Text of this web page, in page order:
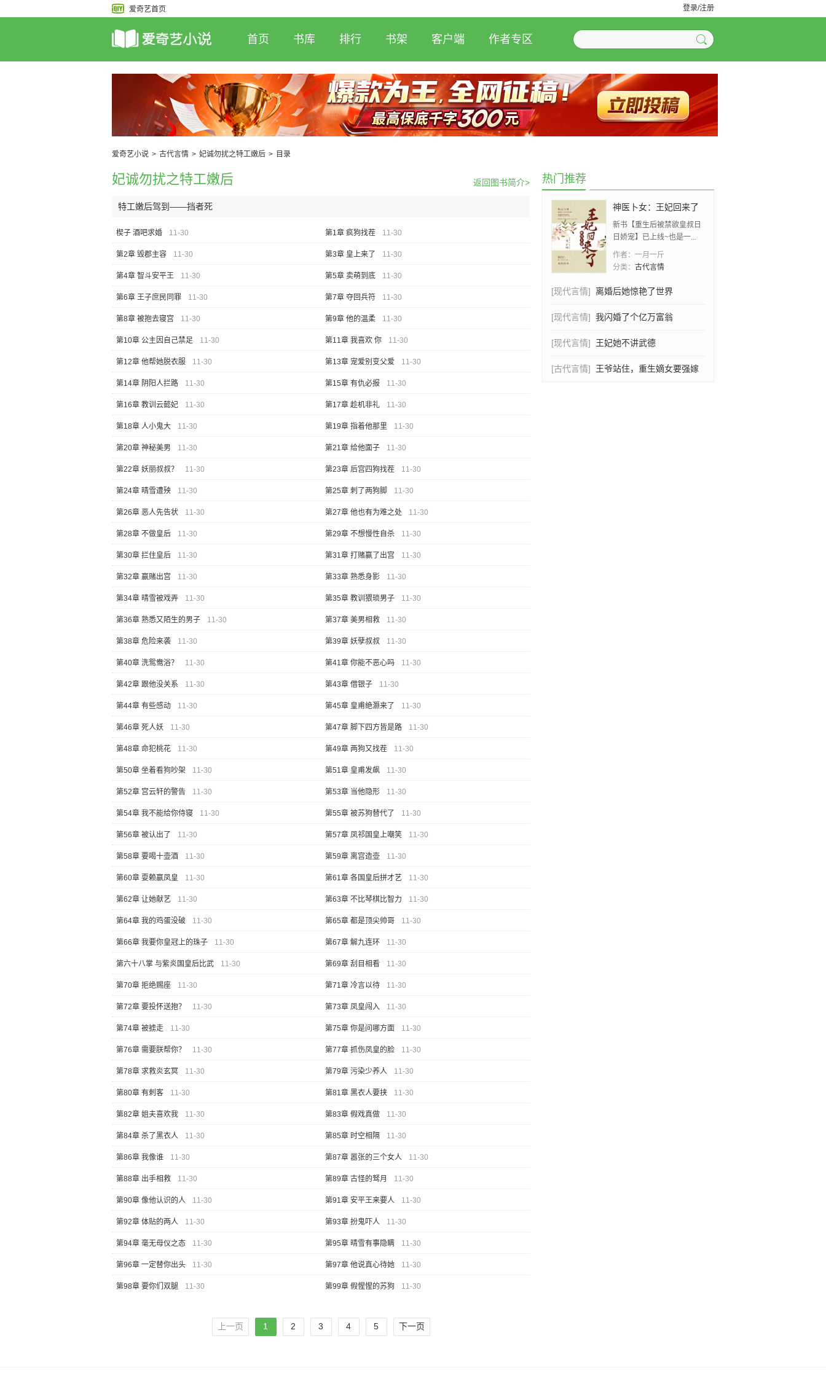
爱奇艺首页 登录/注册
首页 书库 排行 书架 客户端 作者专区
爱奇艺小说 > 古代言情 > 妃诚勿扰之特工嫩后 > 目录
返回图书简介>
妃诚勿扰之特工嫩后
特工嫩后驾到——挡者死
楔子 酒吧求婚 11-30 第1章 疯狗找茬 11-30
第2章 毁郡主容 11-30 第3章 皇上来了 11-30
第4章 智斗安平王 11-30 第5章 卖萌到底 11-30
第6章 王子庶民同罪 11-30 第7章 夺回兵符 11-30
第8章 被抱去寝宫 11-30 第9章 他的温柔 11-30
第10章 公主因自己禁足 11-30 第11章 我喜欢 你 11-30
第12章 他帮她脱衣服 11-30 第13章 宠爱别变父爱 11-30
第14章 阴阳人拦路 11-30 第15章 有仇必报 11-30
第16章 教训云懿妃 11-30 第17章 趁机非礼 11-30
第18章 人小鬼大 11-30 第19章 指着他那里 11-30
第20章 神秘美男 11-30 第21章 给他面子 11-30
第22章 妖丽叔叔？ 11-30 第23章 后宫四狗找茬 11-30
第24章 晴雪遭殃 11-30 第25章 刺了两狗脚 11-30
第26章 恶人先告状 11-30 第27章 他也有为难之处 11-30
第28章 不做皇后 11-30 第29章 不想慢性自杀 11-30
第30章 拦住皇后 11-30 第31章 打赌赢了出宫 11-30
第32章 赢赌出宫 11-30 第33章 熟悉身影 11-30
第34章 晴雪被戏弄 11-30 第35章 教训猥琐男子 11-30
第36章 熟悉又陌生的男子 11-30 第37章 美男相救 11-30
第38章 危险来袭 11-30 第39章 妖孽叔叔 11-30
第40章 洗鸳鸯浴？ 11-30 第41章 你能不恶心吗 11-30
第42章 跟他没关系 11-30 第43章 借银子 11-30
第44章 有些感动 11-30 第45章 皇甫絶灏来了 11-30
第46章 死人妖 11-30 第47章 脚下四方皆是路 11-30
第48章 命犯桃花 11-30 第49章 两狗又找茬 11-30
第50章 坐着看狗吵架 11-30 第51章 皇甫发飙 11-30
第52章 宫云轩的警告 11-30 第53章 当他隐形 11-30
第54章 我不能给你侍寝 11-30 第55章 被苏狗替代了 11-30
第56章 被认出了 11-30 第57章 凤祁国皇上嘲笑 11-30
第58章 要喝十壶酒 11-30 第59章 离宫造壶 11-30
第60章 耍赖赢凤皇 11-30 第61章 各国皇后拼才艺 11-30
第62章 让她献艺 11-30 第63章 不比琴棋比智力 11-30
第64章 我的鸡蛋没破 11-30 第65章 都是顶尖帅哥 11-30
第66章 我要你皇冠上的珠子 11-30 第67章 解九连环 11-30
第六十八掌 与紫炎国皇后比武 11-30 第69章 刮目相看 11-30
第70章 拒绝赐座 11-30 第71章 冷言以待 11-30
第72章 要投怀送抱？ 11-30 第73章 凤皇闯入 11-30
第74章 被掳走 11-30 第75章 你是问哪方面 11-30
第76章 需要朕帮你？ 11-30 第77章 抓伤凤皇的脸 11-30
第78章 求救炎玄冥 11-30 第79章 污染少养人 11-30
第80章 有刺客 11-30 第81章 黑衣人要挟 11-30
第82章 姐夫喜欢我 11-30 第83章 假戏真做 11-30
第84章 杀了黑衣人 11-30 第85章 时空相隔 11-30
第86章 我像谁 11-30 第87章 嚣张的三个女人 11-30
第88章 出手相救 11-30 第89章 古怪的驽月 11-30
第90章 像他认识的人 11-30 第91章 安平王来要人 11-30
第92章 体贴的两人 11-30 第93章 扮鬼吓人 11-30
第94章 毫无母仪之态 11-30 第95章 晴雪有事隐瞒 11-30
第96章 一定替你出头 11-30 第97章 他说真心待她 11-30
第98章 要你们双腿 11-30 第99章 假惺惺的苏狗 11-30
上一页 1 2 3 4 5 下一页
热门推荐
神医卜女：王妃回来了
新书【重生后被禁欲皇叔日
日娇宠】已上线~也是一...
作者： 一月一斤
分类： 古代言情
[现代言情] 离婚后她惊艳了世界
[现代言情] 我闪婚了个亿万富翁
[现代言情] 王妃她不讲武德
[古代言情] 王爷站住，重生嫡女要强嫁